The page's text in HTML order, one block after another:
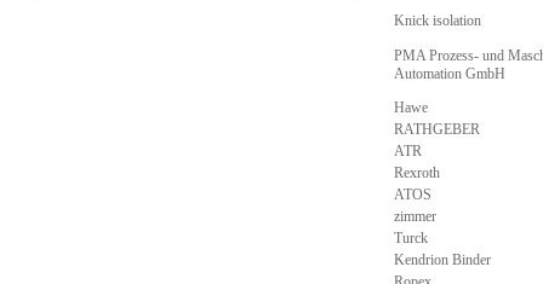
Knick isolation
PMA Prozess- und
Automation GmbH
Hawe
RATHGEBER
ATR
Rexroth
ATOS
zimmer
Turck
Kendrion Binder